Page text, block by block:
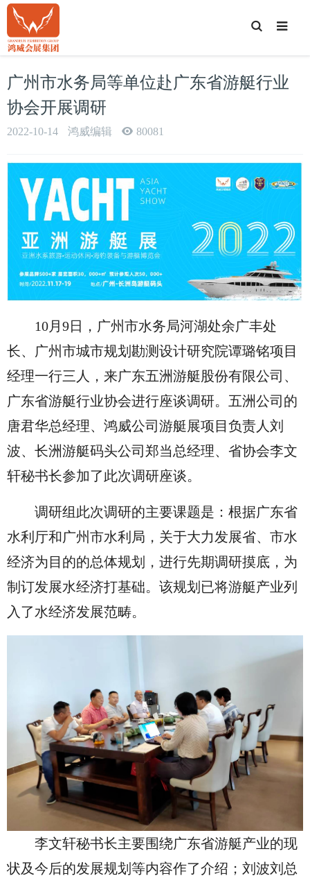
T
o
g
e
S
e
广州市水务局等单位赴广东省游艇行业
协会开展调研
2022-10-14 鸿威编辑 80081
10月9日，广州市水务局河湖处余广丰处
长、广州市城市规划勘测设计研究院谭璐铭项目
经理一行三人，来广东五洲游艇股份有限公司、
广东省游艇行业协会进行座谈调研。五洲公司的
唐君华总经理、鸿威公司游艇展项目负责人刘
波、长洲游艇码头公司郑当总经理、省协会李文
轩秘书长参加了此次调研座谈。
调研组此次调研的主要课题是：根据广东省
水利厅和广州市水利局，关于大力发展省、市水
经济为目的的总体规划，进行先期调研摸底，为
制订发展水经济打基础。该规划已将游艇产业列
入了水经济发展范畴。
李文轩秘书长主要围绕广东省游艇产业的现
状及今后的发展规划等内容作了介绍；刘波刘总